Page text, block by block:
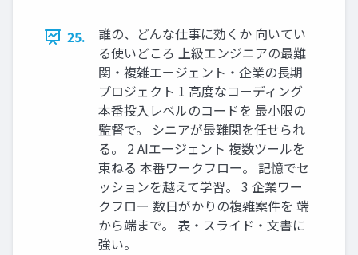
25.
誰の、どんな仕事に効くか 向いてい
る使いどころ 上級エンジニアの最難
関・複雑エージェント・企業の長期
プロジェクト 1 高度なコーディング
本番投入レベルのコードを 最小限の
監督で。 シニアが最難関を任せられ
る。 2 AIエージェント 複数ツールを
束ねる 本番ワークフロー。 記憶でセ
ッションを越えて学習。 3 企業ワー
クフロー 数日がかりの複雑案件を 端
から端まで。 表・スライド・文書に
強い。